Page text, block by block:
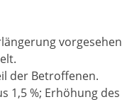
vorgesehen
der Betroffenen.
1,5 %; Erhöhung des